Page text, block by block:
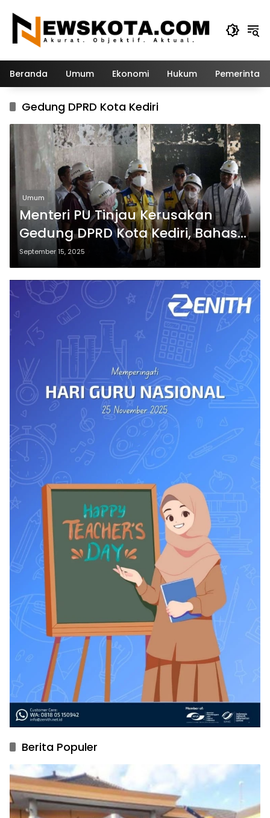
konten
Beranda Umum Ekonomi Hukum
Gedung DPRD Kota Kediri
Umum
Menteri PU Tinjau Kerusakan
Gedung DPRD Kota Kediri, Bahas
Opsi Relokasi
September 15, 2025
Berita Populer